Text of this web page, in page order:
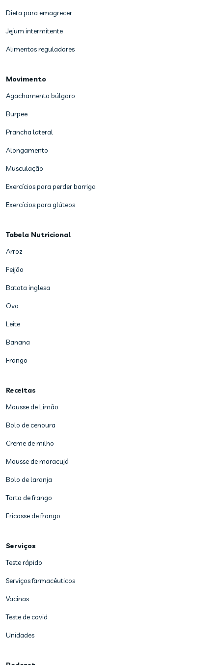
Dieta para emagrecer
Jejum intermitente
Alimentos reguladores
Movimento
Agachamento búlgaro
Burpee
Prancha lateral
Alongamento
Musculação
Exercícios para perder barriga
Exercícios para glúteos
Tabela Nutricional
Arroz
Feijão
Batata inglesa
Ovo
Leite
Banana
Frango
Receitas
Mousse de Limão
Bolo de cenoura
Creme de milho
Mousse de maracujá
Bolo de laranja
Torta de frango
Fricasse de frango
Serviços
Teste rápido
Serviços farmacêuticos
Vacinas
Teste de covid
Unidades